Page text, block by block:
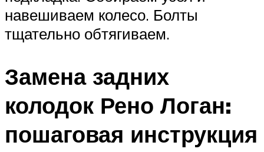
навешиваем колесо. Болты
тщательно обтягиваем.
Замена задних
колодок Рено Логан:
пошаговая инструкция